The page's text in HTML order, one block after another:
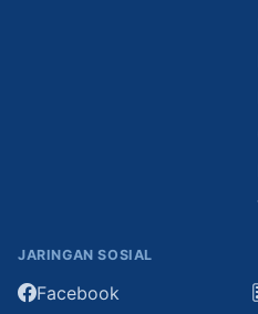
JARINGAN SOSIAL
Facebook